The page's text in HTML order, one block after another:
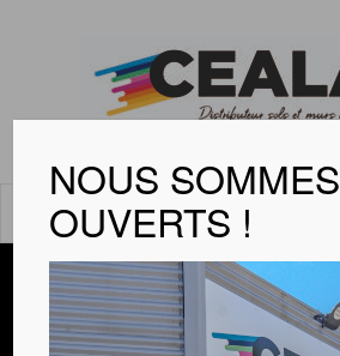
MENU
NOUS SOMMES
OUVERTS !